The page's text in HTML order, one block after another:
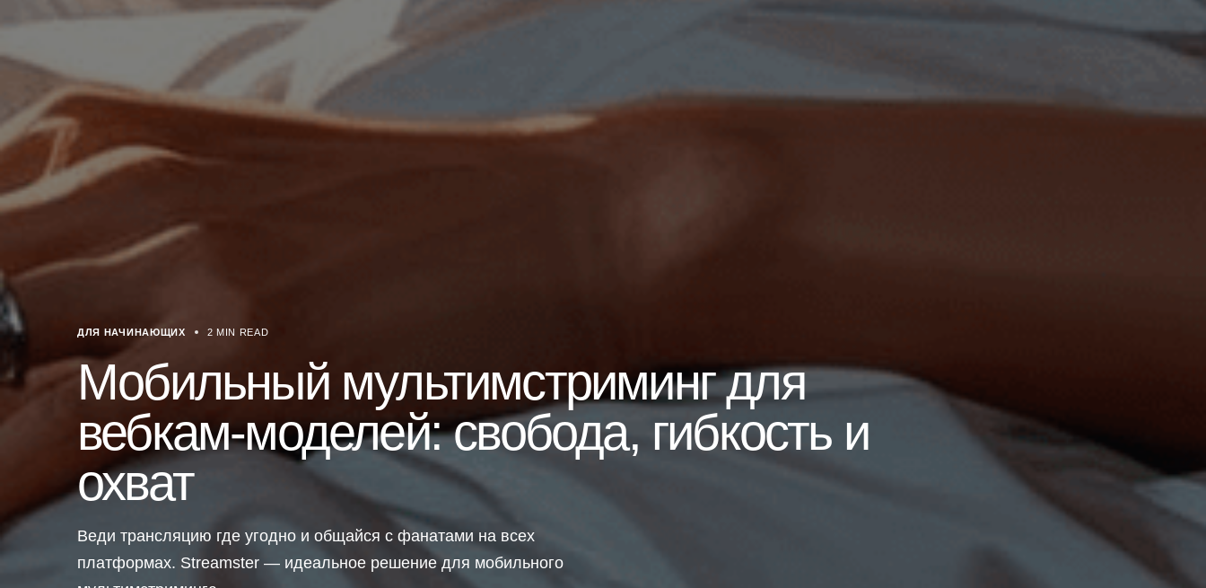
ДЛЯ НАЧИНАЮЩИХ 2 MIN READ
Мобильный мультимстриминг для
вебкам-моделей: свобода, гибкость и
охват
Веди трансляцию где угодно и общайся с фанатами на всех
платформах. Streamster — идеальное решение для мобильного